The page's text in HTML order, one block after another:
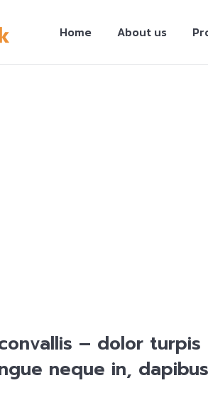
Home About us
– dolor
neque in,